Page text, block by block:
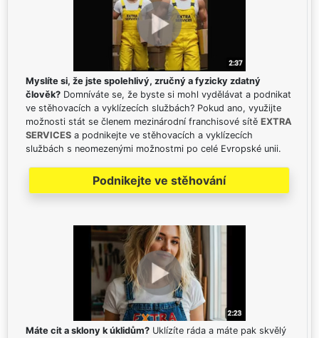
Myslíte si, že jste spolehlivý, zručný a fyzicky zdatný
člověk? Domníváte se, že byste si mohl vydělávat a podnikat
ve stěhovacích a vyklízecích službách? Pokud ano, využijte
možnosti stát se členem mezinárodní franchisové sítě EXTRA
SERVICES a podnikejte ve stěhovacích a vyklízecích
službách s neomezenými možnostmi po celé Evropské unii.
Podnikejte ve stěhování
Máte cit a sklony k úklidům? Uklízíte ráda a máte pak skvělý